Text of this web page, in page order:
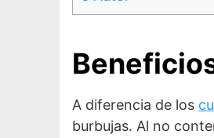
A diferencia de los
burbujas. Al no